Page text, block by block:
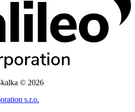
© 2026
s.r.o.